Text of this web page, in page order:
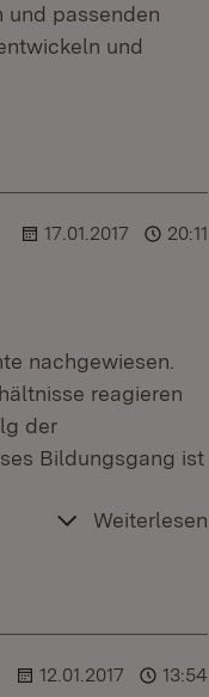
und passenden
und
17.01.2017 20:11
nachgewiesen.
reagieren
der
Bildungsgang ist
Weiterlesen
12.01.2017 13:54